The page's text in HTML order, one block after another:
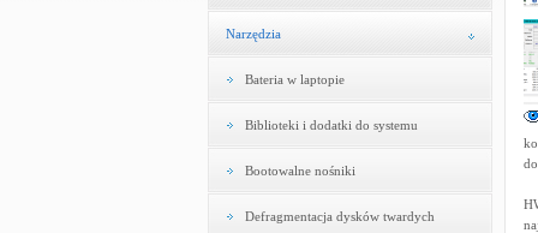
Narzędzia
Bateria w laptopie
Biblioteki i dodatki do systemu
Bootowalne nośniki
Defragmentacja dysków twardych